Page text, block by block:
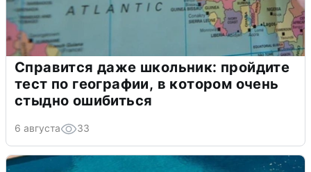
Справится даже школьник: пройдите
тест по географии, в котором очень
стыдно ошибиться
6 августа 33